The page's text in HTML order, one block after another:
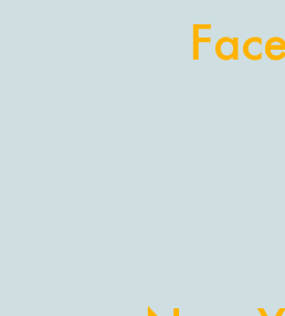
FACES -> Masques
Les Œuvres de la